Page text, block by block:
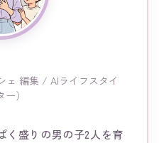
ェ 編集 / AIライフスタイ
）
く盛りの男の子2人を育